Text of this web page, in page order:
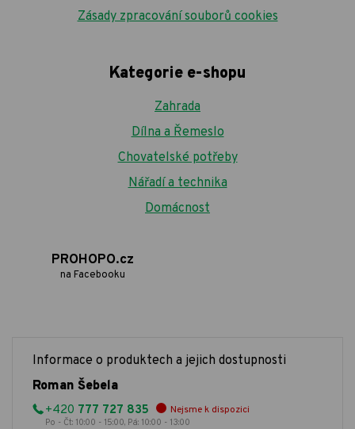
Zásady zpracování souborů cookies
Kategorie e-shopu
Zahrada
Dílna a Řemeslo
Chovatelské potřeby
Nářadí a technika
Domácnost
PROHOPO.cz
na Facebooku
Informace o produktech a jejich dostupnosti
Roman Šebela
+420 777 727 835 Nejsme k dispozici
Po - Čt: 10:00 - 15:00, Pá: 10:00 - 13:00